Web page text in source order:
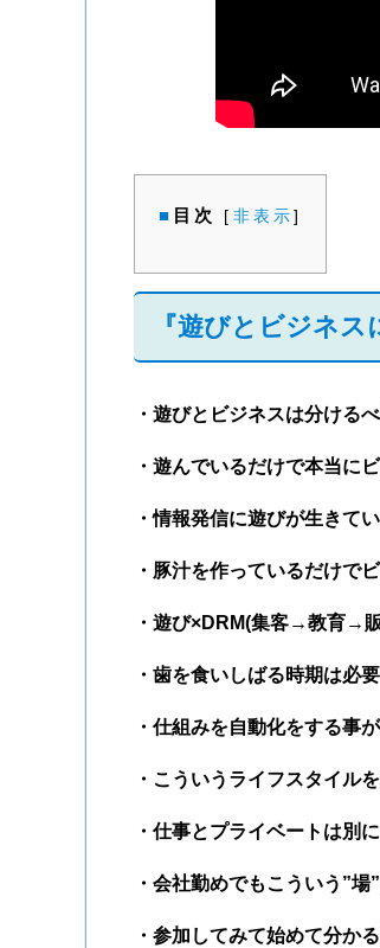
目次 [ 非表示 ]
『遊びとビジネ
・遊びとビジネスは分ける
・遊んでいるだけで本当に
・情報発信に遊びが生きて
・豚汁を作っているだけで
・遊び×DRM(集客→教育→
・歯を食いしばる時期は必
・仕組みを自動化をする事
・こういうライフスタイル
・仕事とプライベートは別
・会社勤めでもこういう”
・参加してみて始めて分か